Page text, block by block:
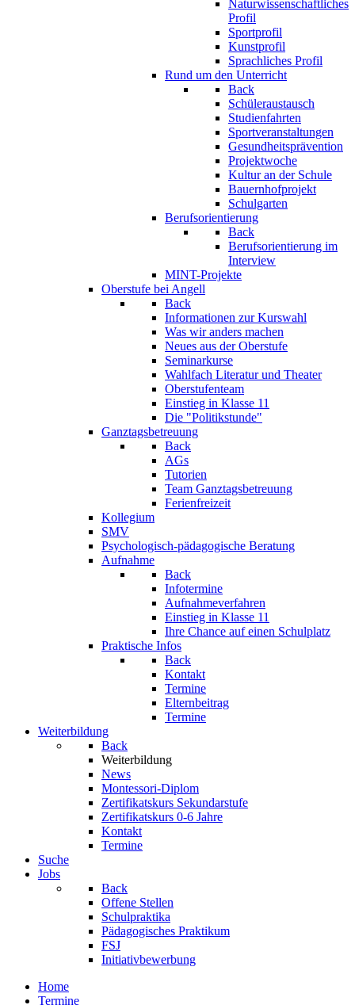
Naturwissenschaftliches
Profil
Sportprofil
Kunstprofil
Sprachliches Profil
Rund um den Unterricht
Back
Schüleraustausch
Studienfahrten
Sportveranstaltungen
Gesundheitsprävention
Projektwoche
Kultur an der Schule
Bauernhofprojekt
Schulgarten
Berufsorientierung
Back
Berufsorientierung im
Interview
MINT-Projekte
Oberstufe bei Angell
Back
Informationen zur Kurswahl
Was wir anders machen
Neues aus der Oberstufe
Seminarkurse
Wahlfach Literatur und Theater
Oberstufenteam
Einstieg in Klasse 11
Die "Politikstunde"
Ganztagsbetreuung
Back
AGs
Tutorien
Team Ganztagsbetreuung
Ferienfreizeit
Kollegium
SMV
Psychologisch-pädagogische Beratung
Aufnahme
Back
Infotermine
Aufnahmeverfahren
Einstieg in Klasse 11
Ihre Chance auf einen Schulplatz
Praktische Infos
Back
Kontakt
Termine
Elternbeitrag
Termine
Weiterbildung
Back
Weiterbildung
News
Montessori-Diplom
Zertifikatskurs Sekundarstufe
Zertifikatskurs 0-6 Jahre
Kontakt
Termine
Suche
Jobs
Back
Offene Stellen
Schulpraktika
Pädagogisches Praktikum
FSJ
Initiativbewerbung
Home
Termine